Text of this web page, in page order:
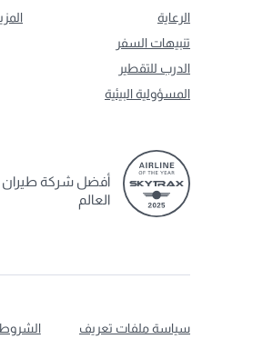
الرعاية
تنبيهات السفر
الدرب للتقطير
المسؤولية البيئية
أفضل شركة
العالم
سياسة ملفات تعريف